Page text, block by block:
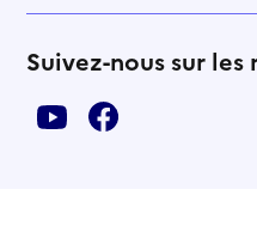
Suivez-nous sur les